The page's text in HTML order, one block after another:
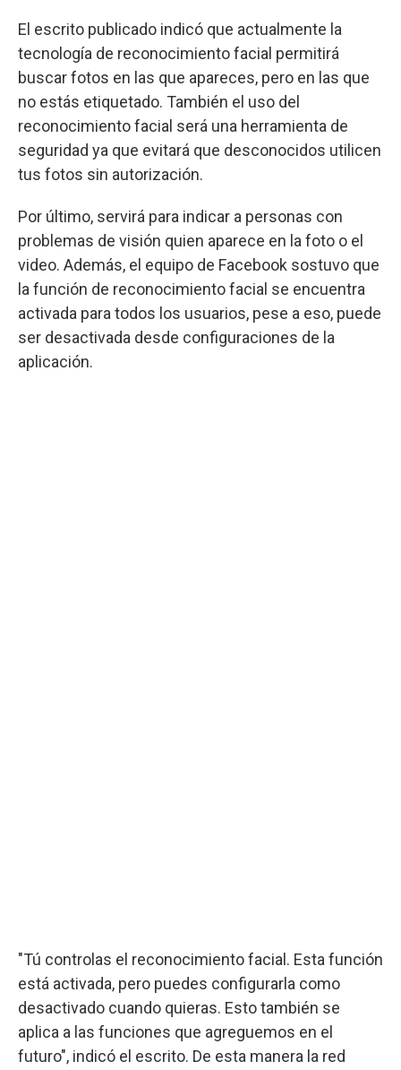
El escrito publicado indicó que actualmente la
tecnología de reconocimiento facial permitirá
buscar fotos en las que apareces, pero en las que
no estás etiquetado. También el uso del
reconocimiento facial será una herramienta de
seguridad ya que evitará que desconocidos utilicen
tus fotos sin autorización.
Por último, servirá para indicar a personas con
problemas de visión quien aparece en la foto o el
video. Además, el equipo de Facebook sostuvo que
la función de reconocimiento facial se encuentra
activada para todos los usuarios, pese a eso, puede
ser desactivada desde configuraciones de la
aplicación.
"Tú controlas el reconocimiento facial. Esta función
está activada, pero puedes configurarla como
desactivado cuando quieras. Esto también se
aplica a las funciones que agreguemos en el
futuro", indicó el escrito. De esta manera la red